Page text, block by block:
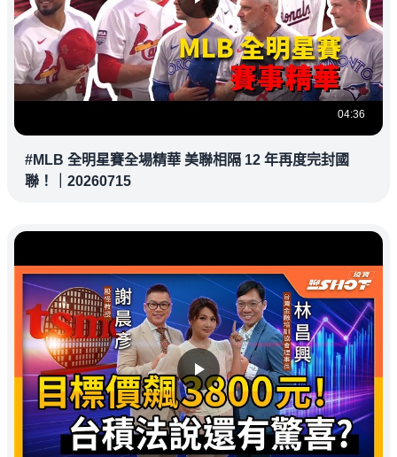
04:36
#MLB 全明星賽全場精華 美聯相隔 12 年再度完封國
聯！｜20260715